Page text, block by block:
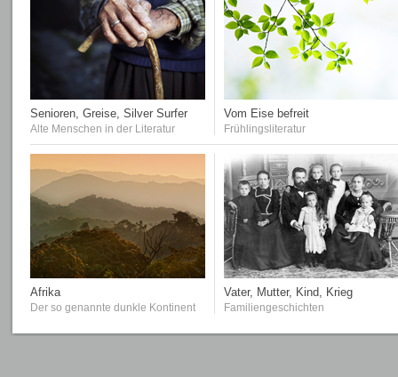
Senioren, Greise, Silver Surfer
Alte Menschen in der Literatur
Vom Eise befreit
Frühlingsliteratur
Afrika
Der so genannte dunkle Kontinent
Vater, Mutter, Kind, Krieg
Familiengeschichten